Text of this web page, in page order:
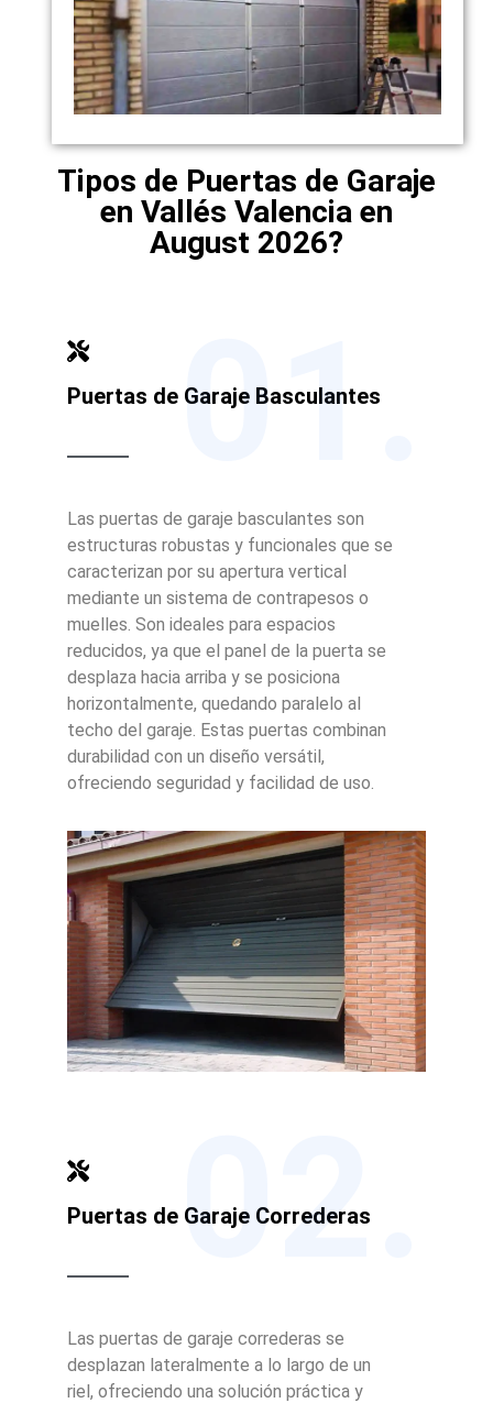
Tipos de Puertas de Garaje
en Vallés Valencia en
August 2026?
Puertas de Garaje Basculantes
01.
Las puertas de garaje basculantes son
estructuras robustas y funcionales que se
caracterizan por su apertura vertical
mediante un sistema de contrapesos o
muelles. Son ideales para espacios
reducidos, ya que el panel de la puerta se
desplaza hacia arriba y se posiciona
horizontalmente, quedando paralelo al
techo del garaje. Estas puertas combinan
durabilidad con un diseño versátil,
ofreciendo seguridad y facilidad de uso.
Puertas de Garaje Correderas
02.
Las puertas de garaje correderas se
desplazan lateralmente a lo largo de un
riel, ofreciendo una solución práctica y